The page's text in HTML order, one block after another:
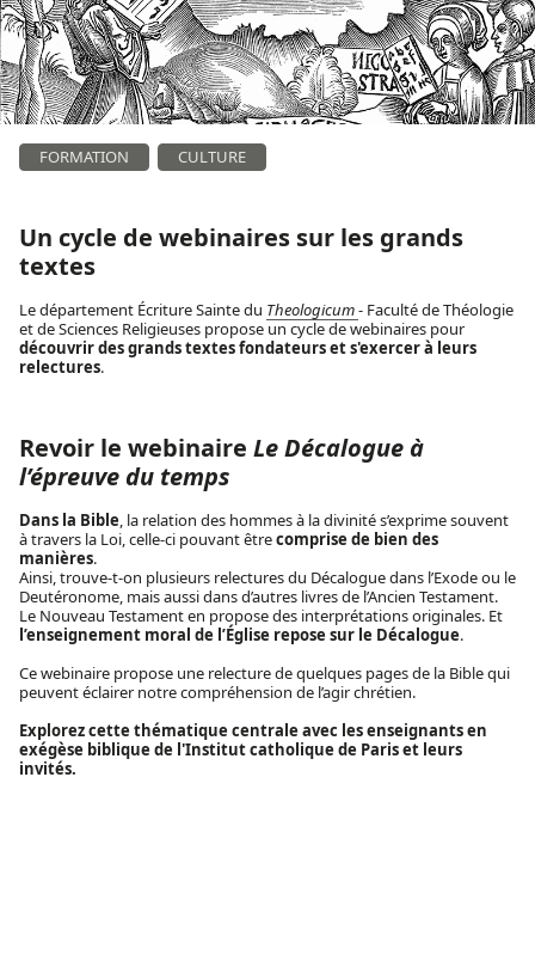
FORMATION CULTURE
Un cycle de webinaires sur les grands
textes
Le département Écriture Sainte du Theologicum- Faculté de Théologie
et de Sciences Religieuses propose un cycle de webinaires pour
découvrir des grands textes fondateurs et s'exercer à leurs
relectures.
Revoir le webinaire Le Décalogue à
l’épreuve du temps
Dans la Bible, la relation des hommes à la divinité s’exprime souvent
à travers la Loi, celle-ci pouvant êtrecomprise de bien des
manières.
Ainsi, trouve-t-on plusieurs relectures du Décalogue dans l’Exode ou le
Deutéronome, mais aussi dans d’autres livres de l’Ancien Testament.
Le Nouveau Testament en propose des interprétations originales. Et
l’enseignement moral de l’Église repose sur le Décalogue.
Ce webinaire propose une relecture de quelques pages de la Bible qui
peuvent éclairer notre compréhension de l’agir chrétien.
Explorez cette thématique centrale avec les enseignants en
exégèse biblique de l'Institut catholique de Paris et leurs
invités.